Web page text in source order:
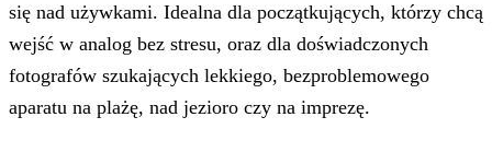
się nad używkami. Idealna dla początkujących, którzy chcą
wejść w analog bez stresu, oraz dla doświadczonych
fotografów szukających lekkiego, bezproblemowego
aparatu na plażę, nad jezioro czy na imprezę.